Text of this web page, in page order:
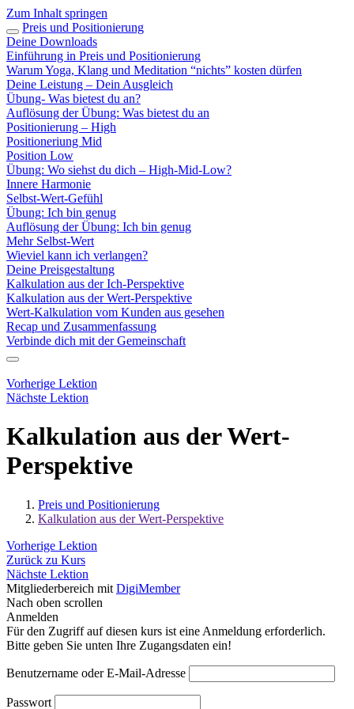
Zum Inhalt springen
Preis und Positionierung
Deine Downloads
Einführung in Preis und Positionierung
Warum Yoga, Klang und Meditation “nichts” kosten dürfen
Deine Leistung – Dein Ausgleich
Übung- Was bietest du an?
Auflösung der Übung: Was bietest du an
Positionierung – High
Positioneriung Mid
Position Low
Übung: Wo siehst du dich – High-Mid-Low?
Innere Harmonie
Selbst-Wert-Gefühl
Übung: Ich bin genug
Auflösung der Übung: Ich bin genug
Mehr Selbst-Wert
Wieviel kann ich verlangen?
Deine Preisgestaltung
Kalkulation aus der Ich-Perspektive
Kalkulation aus der Wert-Perspektive
Wert-Kalkulation vom Kunden aus gesehen
Recap und Zusammenfassung
Verbinde dich mit der Gemeinschaft
Vorherige Lektion
Nächste Lektion
Kalkulation aus der Wert-
Perspektive
Preis und Positionierung
Kalkulation aus der Wert-Perspektive
Vorherige Lektion
Zurück zu Kurs
Nächste Lektion
Mitgliederbereich mit DigiMember
Nach oben scrollen
Anmelden
Für den Zugriff auf diesen kurs ist eine Anmeldung erforderlich.
Bitte geben Sie unten Ihre Zugangsdaten ein!
Benutzername oder E-Mail-Adresse
Passwort